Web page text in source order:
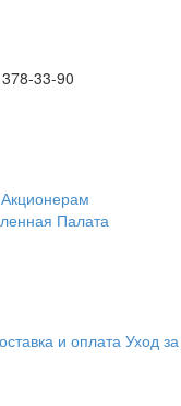
33-90
Акционерам
Палата
и оплата Уход за